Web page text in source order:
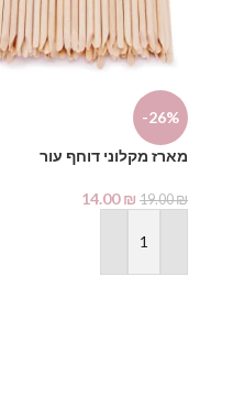
-26%
מארז מקלוני דוחף עור
19.00₪
14.00₪
הוספה לסל